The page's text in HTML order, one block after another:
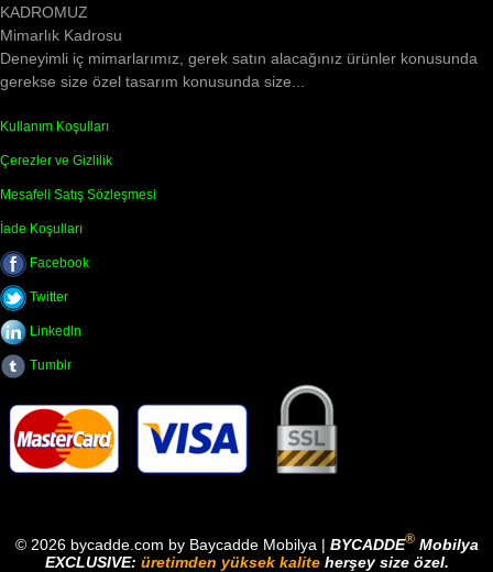
KADROMUZ
Mimarlık Kadrosu
Deneyimli iç mimarlarımız, gerek satın alacağınız ürünler konusunda
gerekse size özel tasarım konusunda size...
Kullanım Koşulları
Çerezler ve Gizlilik
Mesafeli Satış Sözleşmesi
İade Koşulları
Facebook
Twitter
LinkedIn
Tumblr
© 2026 bycadde.com by Baycadde Mobilya | BYCADDE®Mobilya
EXCLUSIVE: üretimden yüksek kaliteherşey size özel.